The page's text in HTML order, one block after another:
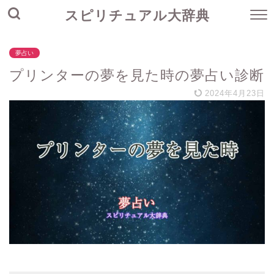
スピリチュアル大辞典
夢占い
プリンターの夢を見た時の夢占い診断
2024年4月23日